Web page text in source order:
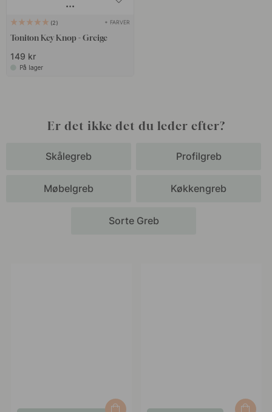
2 + FARVER
Toniton Key Knop - Greige
149 kr
På lager
Er det ikke det du leder efter?
Skålegreb Profilgreb
Møbelgreb Køkkengreb
Sorte Greb